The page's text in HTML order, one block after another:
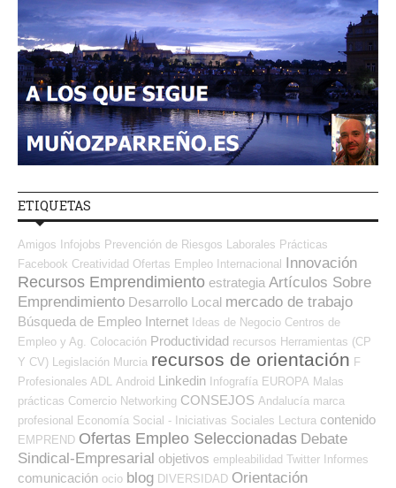
ETIQUETAS
Amigos Infojobs Prevención de Riesgos Laborales Prácticas
Facebook Creatividad Ofertas Empleo Internacional Innovación
Recursos Emprendimiento estrategia Artículos Sobre
Emprendimiento Desarrollo Local mercado de trabajo
Búsqueda de Empleo Internet Ideas de Negocio Centros de
Empleo y Ag. Colocación Productividad recursos Herramientas (CP
Y CV) Legislación Murcia recursos de orientación F
Profesionales ADL Android Linkedin Infografía EUROPA Malas
prácticas Comercio Networking CONSEJOS Andalucía marca
profesional Economía Social - Iniciativas Sociales Lectura contenido
EMPREND Ofertas Empleo Seleccionadas Debate
Sindical-Empresarial objetivos empleabilidad Twitter Informes
comunicación ocio blog DIVERSIDAD Orientación